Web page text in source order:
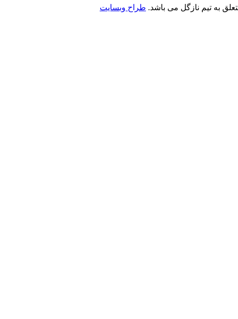
به تیم نازگل می باشد. طراح وبسایت